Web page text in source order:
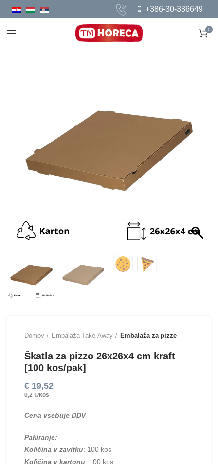
+386-30-336649
0
Domov Embalaža Take-Away Embalaža za pizze
Škatla za pizzo 26х26х4 cm kraft
[100 kos/pak]
€ 19,52
0,2 €/kos
Cena vsebuje DDV
Pakiranje:
Količina v zavitku: 100 kos
Količina v kartonu: 100 kos